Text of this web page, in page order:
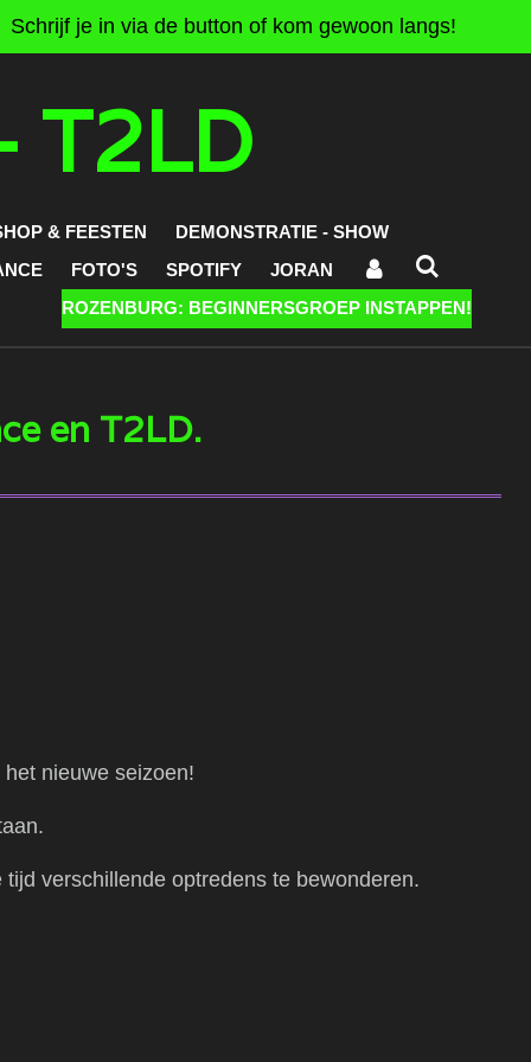
Schrijf je in via de button of kom gewoon langs!
T2LD
& FEESTEN
DEMONSTRATIE - SHOW
FOTO'S SPOTIFY
JORAN
ROZENBURG: BEGINNERSGROEP INSTAPPEN!
en T2LD.
nieuwe seizoen!
verschillende optredens te bewonderen.